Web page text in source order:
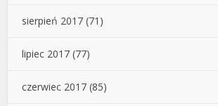
sierpień 2017 (71)
lipiec 2017 (77)
czerwiec 2017 (85)